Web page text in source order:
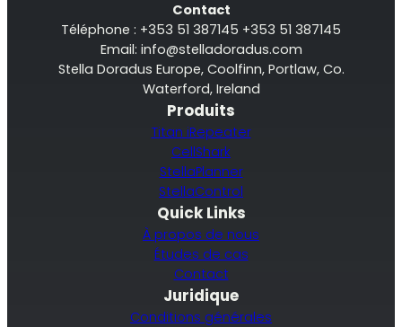
Contact
Téléphone : +353 51 387145 +353 51 387145
Email: info@stelladoradus.com
Stella Doradus Europe, Coolfinn, Portlaw, Co.
Waterford, Ireland
Produits
Titan iRepeater
CellShark
StellaPlanner
StellaControl
Quick Links
À propos de nous
Études de cas
Contact
Juridique
Conditions générales